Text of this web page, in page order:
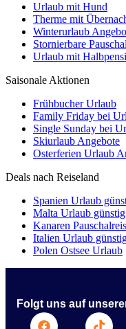
Urlaub mit Hund
Therme mit
Winterurlaub
Stornierbare
Urlaub mit
Saisonale Aktionen
Frühbucher Urlaub
Family Friday bei
Single Sunday bei
Skiurlaub Angebote
Osterferien Urlaub
Deals nach Reiseland
Spanien Urlaub
Malta Urlaub günstig
Kanaren
Italien Urlaub
Polen Ostsee Urlaub